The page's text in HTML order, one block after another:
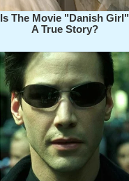
Is The Movie "Danish Girl"
A True Story?